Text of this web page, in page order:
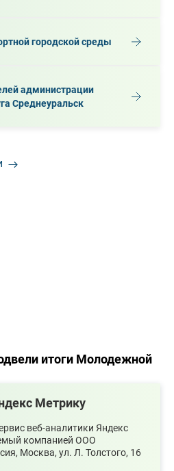
городской среды
администрации
Среднеуральск
итоги Молодежной
Метрику
веб-аналитики Яндекс
компанией ООО
Москва, ул. Л. Толстого, 16